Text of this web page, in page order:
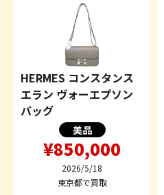
HERMES コンスタンス
エラン ヴォーエプソン
バッグ
美品
¥850,000
2026/5/18
東京都で買取